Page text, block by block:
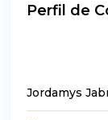
Perfil de
Jordamys